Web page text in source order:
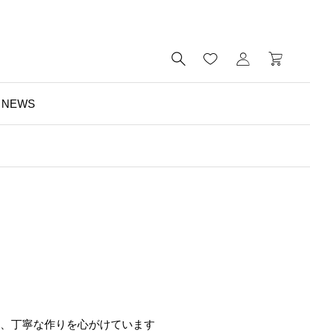

NEWS
財布
丁寧な作りを心がけています